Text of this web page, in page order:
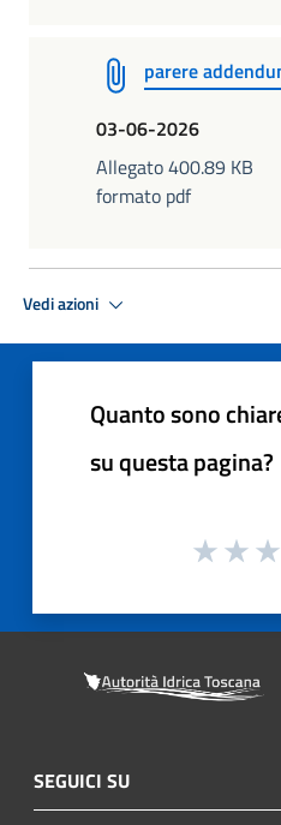
parere
03-06-2026
Allegato 400.89 KB
formato pdf
Vedi azioni
Quanto sono
su questa pagina?
SEGUICI SU